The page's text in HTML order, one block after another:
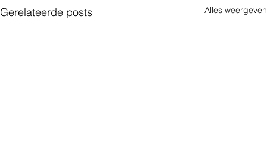
Gerelateerde posts Alles weergeven